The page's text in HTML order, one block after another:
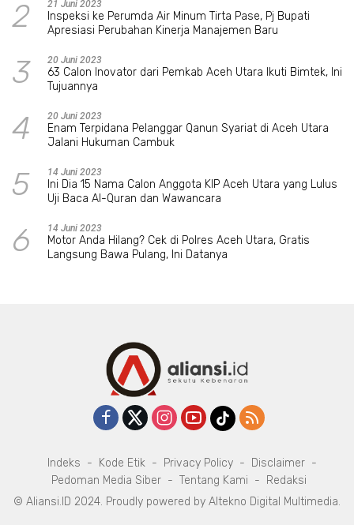
2 21 Juni 2023
Inspeksi ke Perumda Air Minum Tirta Pase, Pj Bupati
Apresiasi Perubahan Kinerja Manajemen Baru
3 20 Juni 2023
63 Calon Inovator dari Pemkab Aceh Utara Ikuti Bimtek, Ini
Tujuannya
4 20 Juni 2023
Enam Terpidana Pelanggar Qanun Syariat di Aceh Utara
Jalani Hukuman Cambuk
5 14 Juni 2023
Ini Dia 15 Nama Calon Anggota KIP Aceh Utara yang Lulus
Uji Baca Al-Quran dan Wawancara
6 14 Juni 2023
Motor Anda Hilang? Cek di Polres Aceh Utara, Gratis
Langsung Bawa Pulang, Ini Datanya
Indeks Kode Etik Privacy Policy
Disclaimer
Pedoman Media Siber
Tentang Kami
Redaksi
© Aliansi.ID 2024. Proudly powered by Altekno Digital Multimedia.